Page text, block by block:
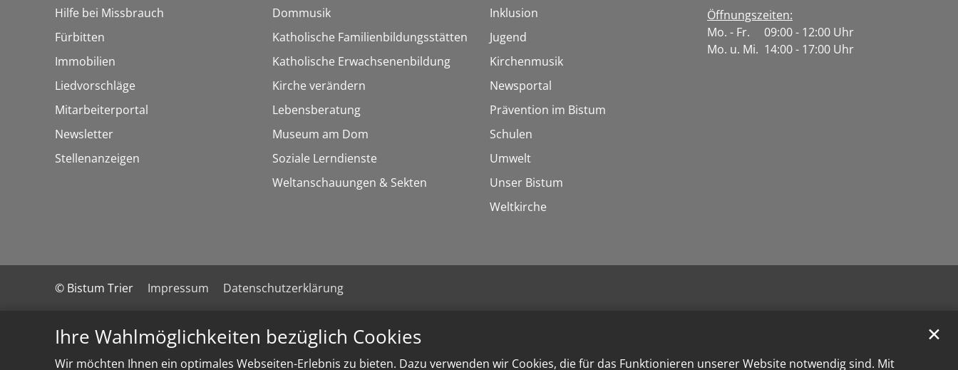
Ihre Wahlmöglichkeiten bezüglich Cookies
Wir möchten Ihnen ein optimales Webseiten-Erlebnis zu bieten. Dazu verwenden wir Cookies, die für das Funktionieren unserer Website notwendig sind. Mit
✕
Hilfe bei Missbrauch
Fürbitten
Immobilien
Liedvorschläge
Mitarbeiterportal
Newsletter
Stellenanzeigen
Dommusik
Katholische Familienbildungsstätten
Katholische Erwachsenenbildung
Kirche verändern
Lebensberatung
Museum am Dom
Soziale Lerndienste
Weltanschauungen & Sekten
Inklusion
Jugend
Kirchenmusik
Newsportal
Prävention im Bistum
Schulen
Umwelt
Unser Bistum
Weltkirche
Öffnungszeiten:
Mo. - Fr. 09:00 - 12:00 Uhr
Mo. u. Mi. 14:00 - 17:00 Uhr
© Bistum Trier Impressum Datenschutzerklärung